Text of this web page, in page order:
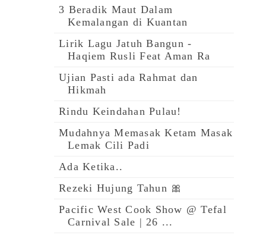
3 Beradik Maut Dalam
Kemalangan di Kuantan
Lirik Lagu Jatuh Bangun -
Haqiem Rusli Feat Aman Ra
Ujian Pasti ada Rahmat dan
Hikmah
Rindu Keindahan Pulau!
Mudahnya Memasak Ketam Masak
Lemak Cili Padi
Ada Ketika..
Rezeki Hujung Tahun 🎀
Pacific West Cook Show @ Tefal
Carnival Sale | 26 ...